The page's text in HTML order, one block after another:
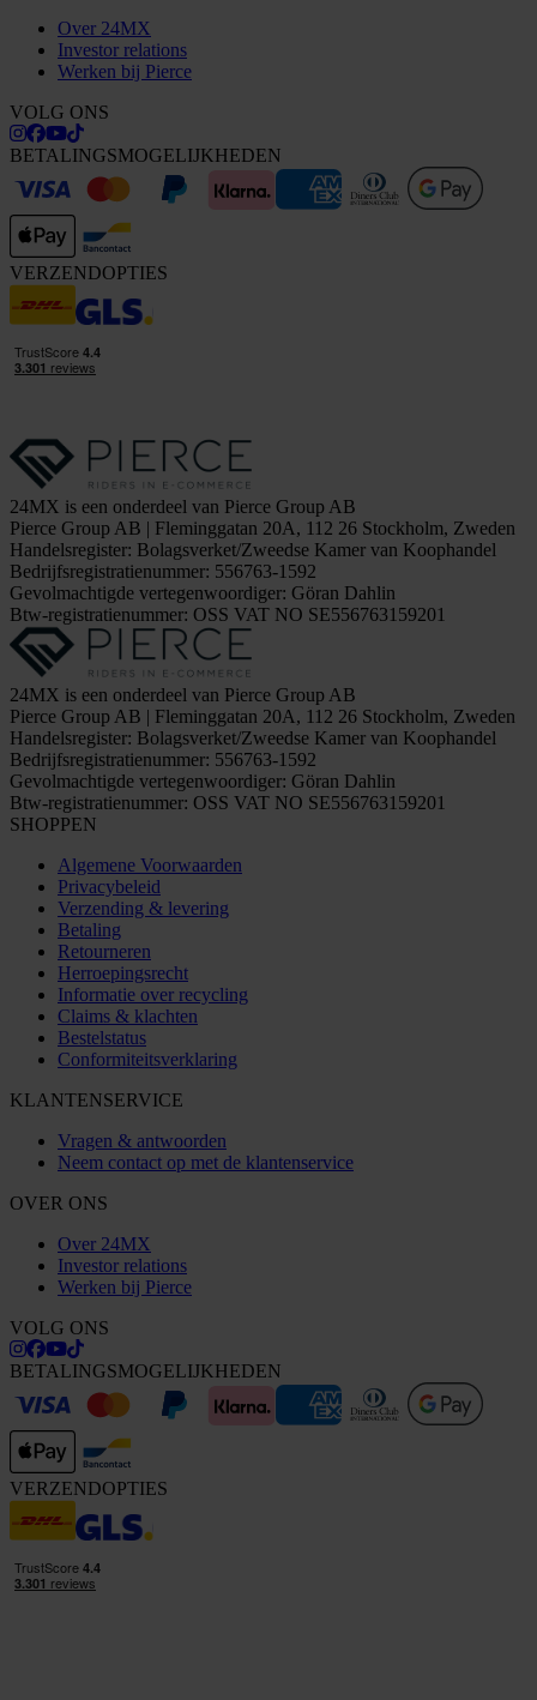
Over 24MX
Investor relations
Werken bij Pierce
VOLG ONS
BETALINGSMOGELIJKHEDEN
VERZENDOPTIES
24MX is een onderdeel van Pierce Group AB
Pierce Group AB | Fleminggatan 20A, 112 26 Stockholm, Zweden
Handelsregister: Bolagsverket/Zweedse Kamer van Koophandel
Bedrijfsregistratienummer: 556763-1592
Gevolmachtigde vertegenwoordiger: Göran Dahlin
Btw-registratienummer: OSS VAT NO SE556763159201
24MX is een onderdeel van Pierce Group AB
Pierce Group AB | Fleminggatan 20A, 112 26 Stockholm, Zweden
Handelsregister: Bolagsverket/Zweedse Kamer van Koophandel
Bedrijfsregistratienummer: 556763-1592
Gevolmachtigde vertegenwoordiger: Göran Dahlin
Btw-registratienummer: OSS VAT NO SE556763159201
SHOPPEN
Algemene Voorwaarden
Privacybeleid
Verzending & levering
Betaling
Retourneren
Herroepingsrecht
Informatie over recycling
Claims & klachten
Bestelstatus
Conformiteitsverklaring
KLANTENSERVICE
Vragen & antwoorden
Neem contact op met de klantenservice
OVER ONS
Over 24MX
Investor relations
Werken bij Pierce
VOLG ONS
BETALINGSMOGELIJKHEDEN
VERZENDOPTIES